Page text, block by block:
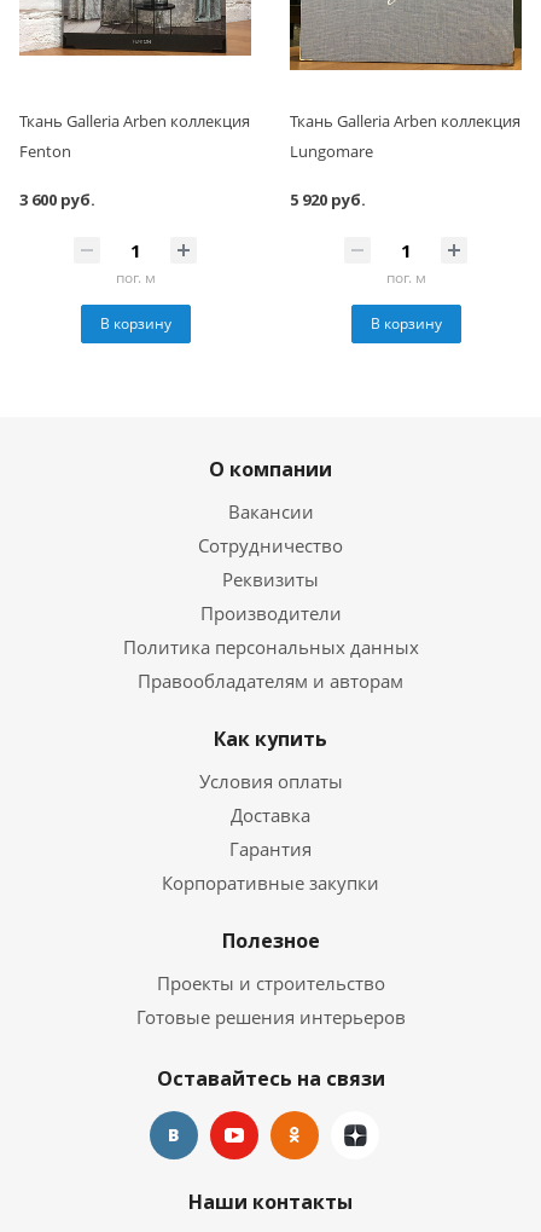
Ткань Galleria Arben коллекция
Fenton
3 600 руб.
пог. м
В корзину
Ткань Galleria Arben коллекция
Lungomare
5 920 руб.
пог. м
В корзину
О компании
Вакансии
Сотрудничество
Реквизиты
Производители
Политика персональных данных
Правообладателям и авторам
Как купить
Условия оплаты
Доставка
Гарантия
Корпоративные закупки
Полезное
Проекты и строительство
Готовые решения интерьеров
Оставайтесь на связи
Наши контакты